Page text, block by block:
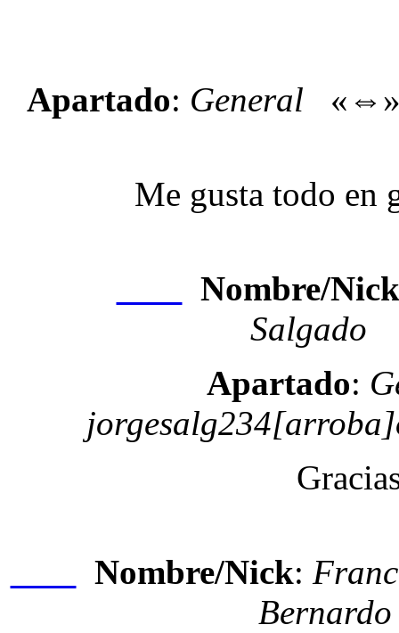
Apartado: General
Me gusta todo en
Nombre/Nick
Salgado
Apartado:
Nombre/Nick:
Bernardo